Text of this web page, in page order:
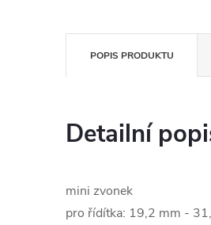
POPIS PRODUKTU
Detailní
mini zvonek
pro řídítka: 19,2 mm -